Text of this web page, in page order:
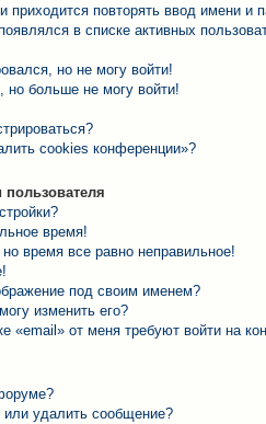
приходится повторять ввод имени и
в списке активных
но не могу войти!
но больше не могу войти!
cookies конференции»?
время!
время все равно неправильное!
под своим именем?
изменить его?
«email» от меня требуют войти на
или удалить сообщение?